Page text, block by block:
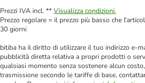
Prezzi IVA incl. ** Visualizza condizioni.
Prezzo regolare = il prezzo più basso che
30 giorni
bitiba ha il diritto di utilizzare il tuo indirizzo e-
pubblicità diretta relativa a propri prodotti o
qualsiasi momento senza sostenere alcun
trasmissione secondo le tariffe di base,